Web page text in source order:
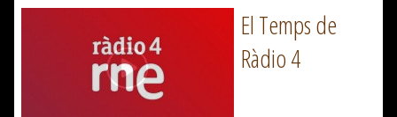
El Temps de
Ràdio 4